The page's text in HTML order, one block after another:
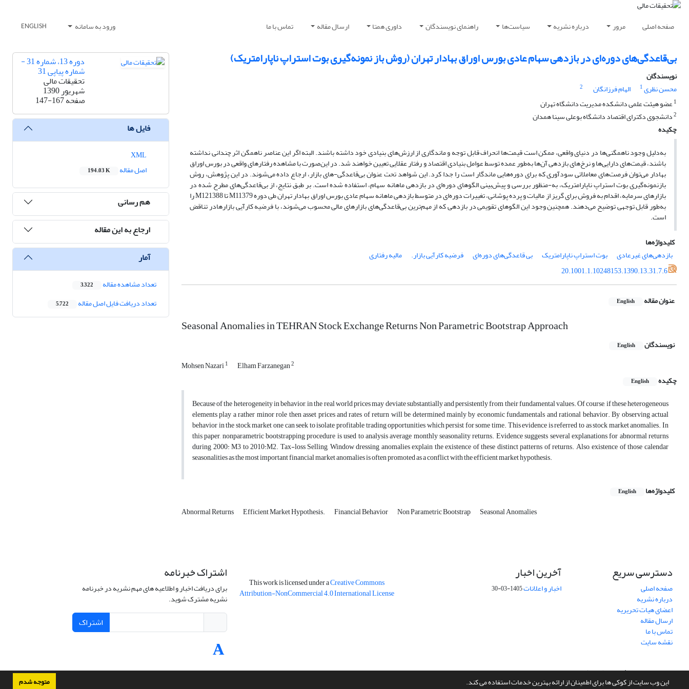
این وب سایت از کوکی ها برای اطمینان از ارائه بهترین خدمات استفاده می کند. متوجه شدم
صفحه اصلی مرور درباره نشریه سیاست‌ها راهنمای نویسندگان داوری همتا ارسال مقاله تماس با ما ورود به سامانه ENGLISH
بی‌قاعدگی‌های دوره‌ای در بازدهی سهام عادی بورس اوراق بهادار تهران (روش باز نمونه‌گیری بوت استراپ ناپارامتریک)
نویسندگان
محسن نظری1 الهام فرزانگان
2
1عضو هیئت علمی دانشکده مدیریت دانشگاه تهران
2دانشجوی دکترای اقتصاد دانشگاه بوعلی سینا همدان
چکیده
به‌دلیل وجود ناهمگنی‌ها در دنیای واقعی، ممکن است قیمت‌ها انحراف قابل توجه و ماندگاری از ارزش‌های بنیادی خود داشته باشند. البته اگر این عناصر ناهمگن اثر چندانی نداشته
باشند، قیمت‌های دارایی‌ها و نرخ‌های بازدهی آن‌ها به‌طور عمده توسط عوامل بنیادی اقتصاد و رفتار عقلایی تعیین خواهند شد. در این‌صورت با مشاهده رفتارهای واقعی در بورس اوراق
بهادار می‌توان فرصت‌های معاملاتی سودآوری که برای دوره‌هایی ماندگار است را جدا کرد. این شواهد تحت عنوان بی‌قاعد‌گی-های بازار، ارجاع داده می‌شوند. در این پژوهش، روش
بازنمونه‌گیری بوت استراپ ناپارامتریک، به-منظور بررسی و پیش‌بینی الگوهای دوره‌ای در بازدهی ماهانه سهام، استفاده شده است. بر طبق نتایج، از بی‌قاعد‌گی‌های مطرح شده در
بازارهای سرمایه، اقدام به فروش برای گریز از مالیات و پرده پوشانی، تغییرات دوره‌ای در متوسط بازدهی ماهانه سهام عادی بورس اوراق بهادار تهران طی دوره M11379 تا M121388 را
به‌طور قابل توجهی توضیح می‌دهند. همچنین وجود این الگوهای تقویمی در بازدهی که از مهم‌ترین بی‌قاعدگی‌های بازارهای مالی محسوب می‌شوند، با فرضیه کارآیی بازارهادر تناقض
است.
کلیدواژه‌ها
بازدهی‌های غیرعادی
بوت استراپ ناپارامتریک بی قاعد‌گی‌های دوره‌ای فرضیه کارآیی بازار.
مالیه رفتاری
20.1001.1.10248153.1390.13.31.7.6
عنوان مقاله English
Seasonal Anomalies in TEHRAN Stock Exchange Returns Non Parametric Bootstrap Approach
نویسندگان English
Mohsen Nazari1 Elham Farzanegan2
چکیده English
Because of the heterogeneity in behavior, in the real world prices may deviate substantially and persistently from their fundamental values. Of course, if these heterogeneous
elements play a rather minor role then asset prices and rates of return will be determined mainly by economic fundamentals and rational behavior. By observing actual
behavior in the stock market one can seek to isolate profitable trading opportunities which persist for some time. This evidence is referred to as stock market anomalies. In
this paper, nonparametric bootstrapping procedure is used to analysis average monthly seasonality returns. Evidence suggests several explanations for abnormal returns
during 2000: M3 to 2010:M2. Tax-loss Selling, Window dressing anomalies explain the existence of these distinct patterns of returns. Also, existence of those calendar
seasonalities as the most important financial market anomalies is often promoted as a conflict with the efficient market hypothesis.
کلیدواژه‌ها English
Abnormal Returns Efficient Market Hypothesis. Financial Behavior Non Parametric Bootstrap Seasonal Anomalies
دوره 13، شماره 31 -
شماره پیاپی 31
تحقیقات مالی
شهریور 1390
صفحه147-167
فایل ها
اصل مقاله
194.03 K
هم رسانی
ارجاع به این مقاله
آمار
تعداد مشاهده مقاله 3,322
تعداد دریافت فایل اصل مقاله 5,722
دسترسی سریع
صفحه اصلی
درباره نشریه
اعضای هیات تحریریه
ارسال مقاله
تماس با ما
نقشه سایت
آخرین اخبار
اخبار و اعلانات1405-03-30
This work is licensed under aCreative Commons
Attribution-NonCommercial 4.0 International License
اشتراک خبرنامه
برای دریافت اخبار و اطلاعیه های مهم نشریه در خبرنامه
نشریه مشترک شوید.
اشتراک
سامانه مدیریت نشریات علمی.طراحی و پیاده سازی ازسیناوب